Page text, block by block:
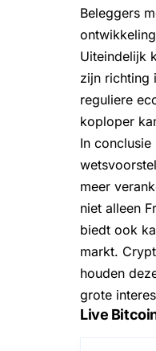
Beleggers
Uiteindelijk
zijn richting
reguliere
koploper
In conclusie
meer
niet alleen
biedt ook
markt.
houden
grote
Live